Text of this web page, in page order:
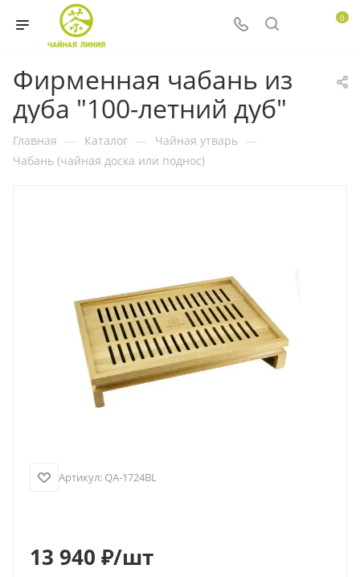
0
Фирменная чабань из
дуба "100-летний дуб"
Главная — Каталог — Чайная утварь —
Чабань (чайная доска или поднос)
Артикул: QA-1724BL
13 940 ₽/шт